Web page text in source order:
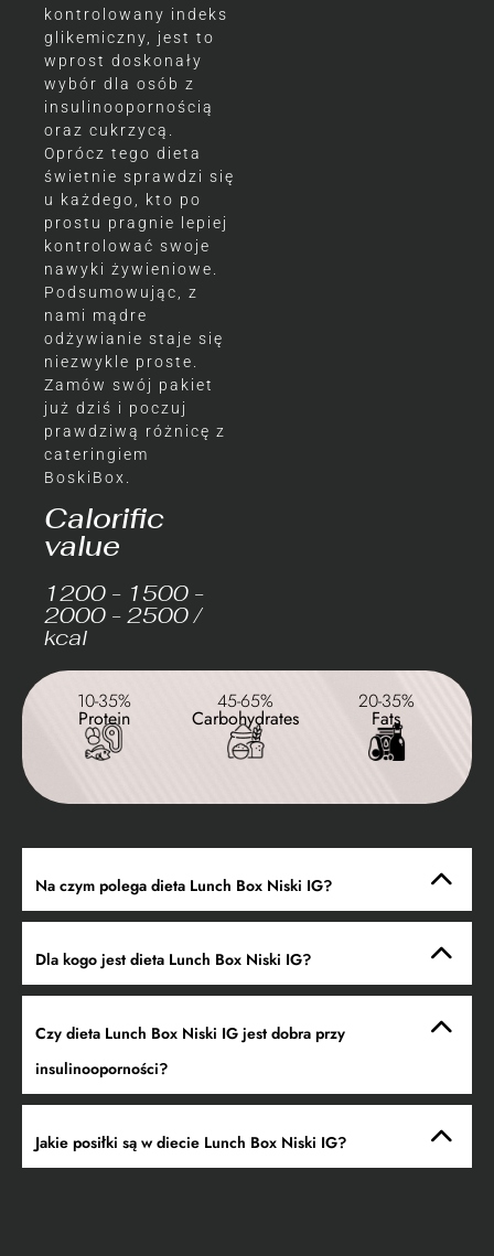
kontrolowany indeks
glikemiczny, jest to
wprost doskonały
wybór dla osób z
insulinoopornością
oraz cukrzycą.
Oprócz tego dieta
świetnie sprawdzi się
u każdego, kto po
prostu pragnie lepiej
kontrolować swoje
nawyki żywieniowe.
Podsumowując, z
nami mądre
odżywianie staje się
niezwykle proste.
Zamów swój pakiet
już dziś i poczuj
prawdziwą różnicę z
cateringiem
BoskiBox.
Calorific
value
1200 - 1500 -
2000 - 2500 /
kcal
10-35%
Protein
45-65%
Carbohydrates
20-35%
Fats
Na czym polega dieta Lunch Box Niski IG?
Dla kogo jest dieta Lunch Box Niski IG?
Czy dieta Lunch Box Niski IG jest dobra przy
insulinooporności?
Jakie posiłki są w diecie Lunch Box Niski IG?